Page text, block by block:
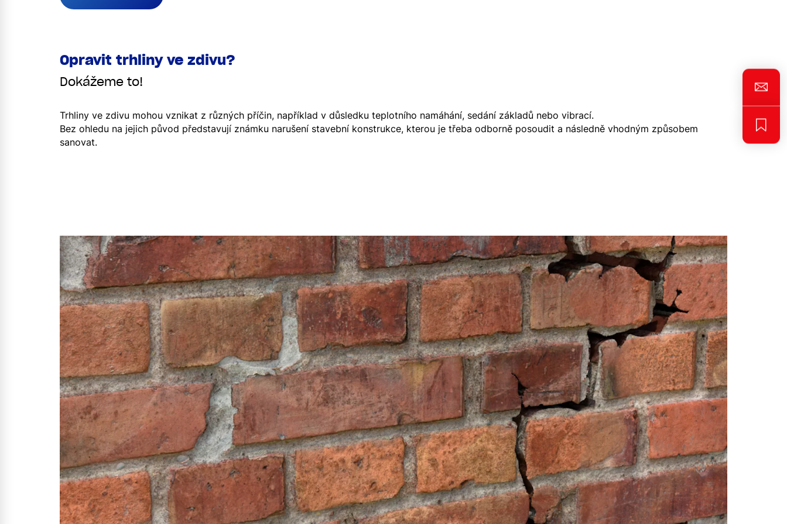
Opravit trhliny ve zdivu?
Dokážeme to!
Trhliny ve zdivu mohou vznikat z různých příčin, například v důsledku teplotního namáhání, sedání základů nebo vibrací.
Bez ohledu na jejich původ představují známku narušení stavební konstrukce, kterou je třeba odborně posoudit a následně vhodným způsobem
sanovat.